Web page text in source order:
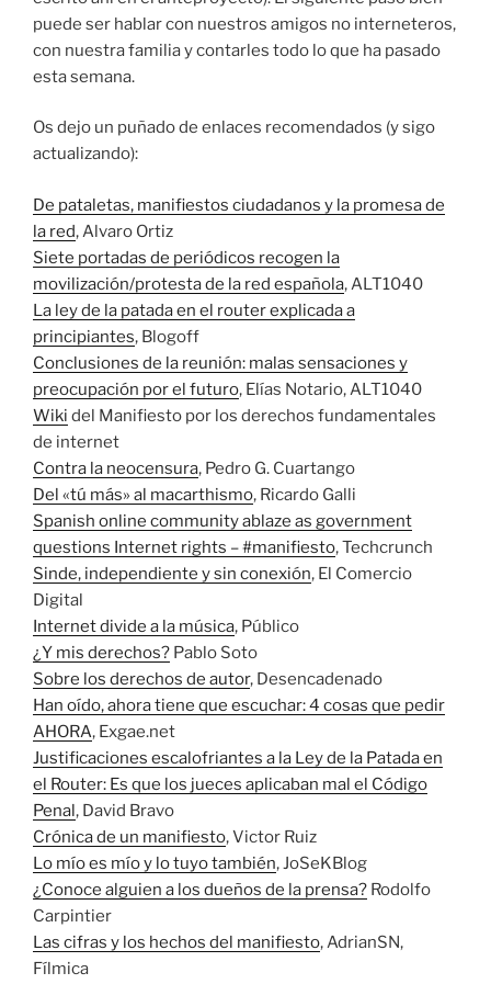
puede ser hablar con nuestros amigos no interneteros,
con nuestra familia y contarles todo lo que ha pasado
esta semana.
Os dejo un puñado de enlaces recomendados (y sigo
actualizando):
De pataletas, manifiestos ciudadanos y la promesa de
la red, Alvaro Ortiz
Siete portadas de periódicos recogen la
movilización/protesta de la red española, ALT1040
La ley de la patada en el router explicada a
principiantes, Blogoff
Conclusiones de la reunión: malas sensaciones y
preocupación por el futuro, Elías Notario, ALT1040
Wiki del Manifiesto por los derechos fundamentales
de internet
Contra la neocensura, Pedro G. Cuartango
Del «tú más» al macarthismo, Ricardo Galli
Spanish online community ablaze as government
questions Internet rights – #manifiesto, Techcrunch
Sinde, independiente y sin conexión, El Comercio
Digital
Internet divide a la música, Público
¿Y mis derechos? Pablo Soto
Sobre los derechos de autor, Desencadenado
Han oído, ahora tiene que escuchar: 4 cosas que pedir
AHORA, Exgae.net
Justificaciones escalofriantes a la Ley de la Patada en
el Router: Es que los jueces aplicaban mal el Código
Penal, David Bravo
Crónica de un manifiesto, Victor Ruiz
Lo mío es mío y lo tuyo también, JoSeKBlog
¿Conoce alguien a los dueños de la prensa? Rodolfo
Carpintier
Las cifras y los hechos del manifiesto, AdrianSN,
Fílmica